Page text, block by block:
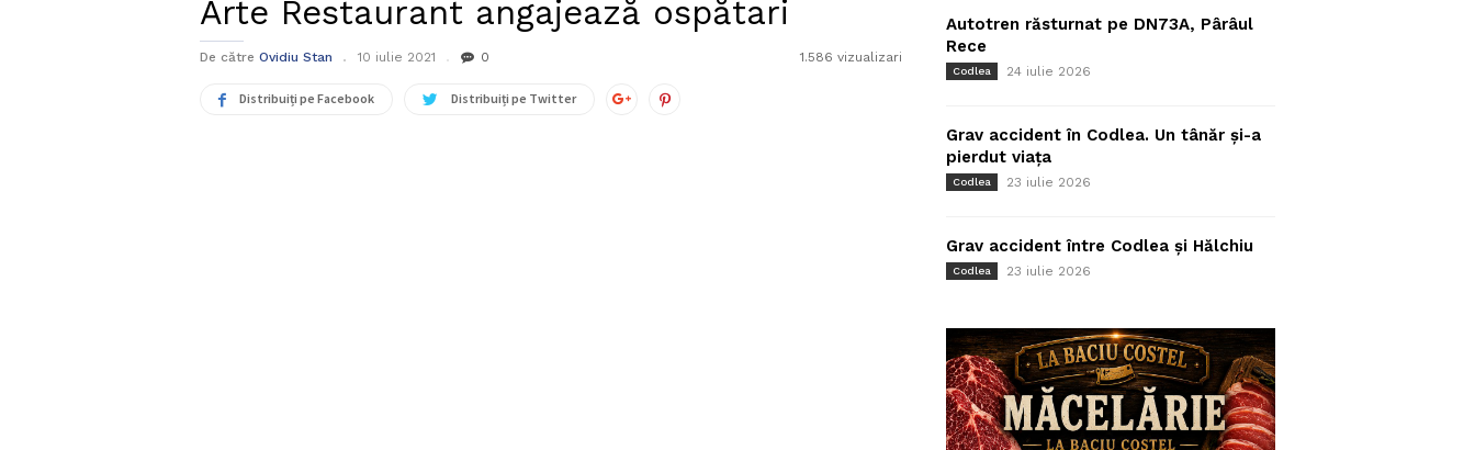
Arte Restaurant angajează ospătari
De către Ovidiu Stan 10 iulie 2021 0 1.586 vizualizari
Distribuiți pe Facebook Distribuiți pe Twitter
Autotren răsturnat pe DN73A, Pârâul
Rece
Codlea 24 iulie 2026
Grav accident în Codlea. Un tânăr și-a
pierdut viața
Codlea 23 iulie 2026
Grav accident între Codlea și Hălchiu
Codlea 23 iulie 2026